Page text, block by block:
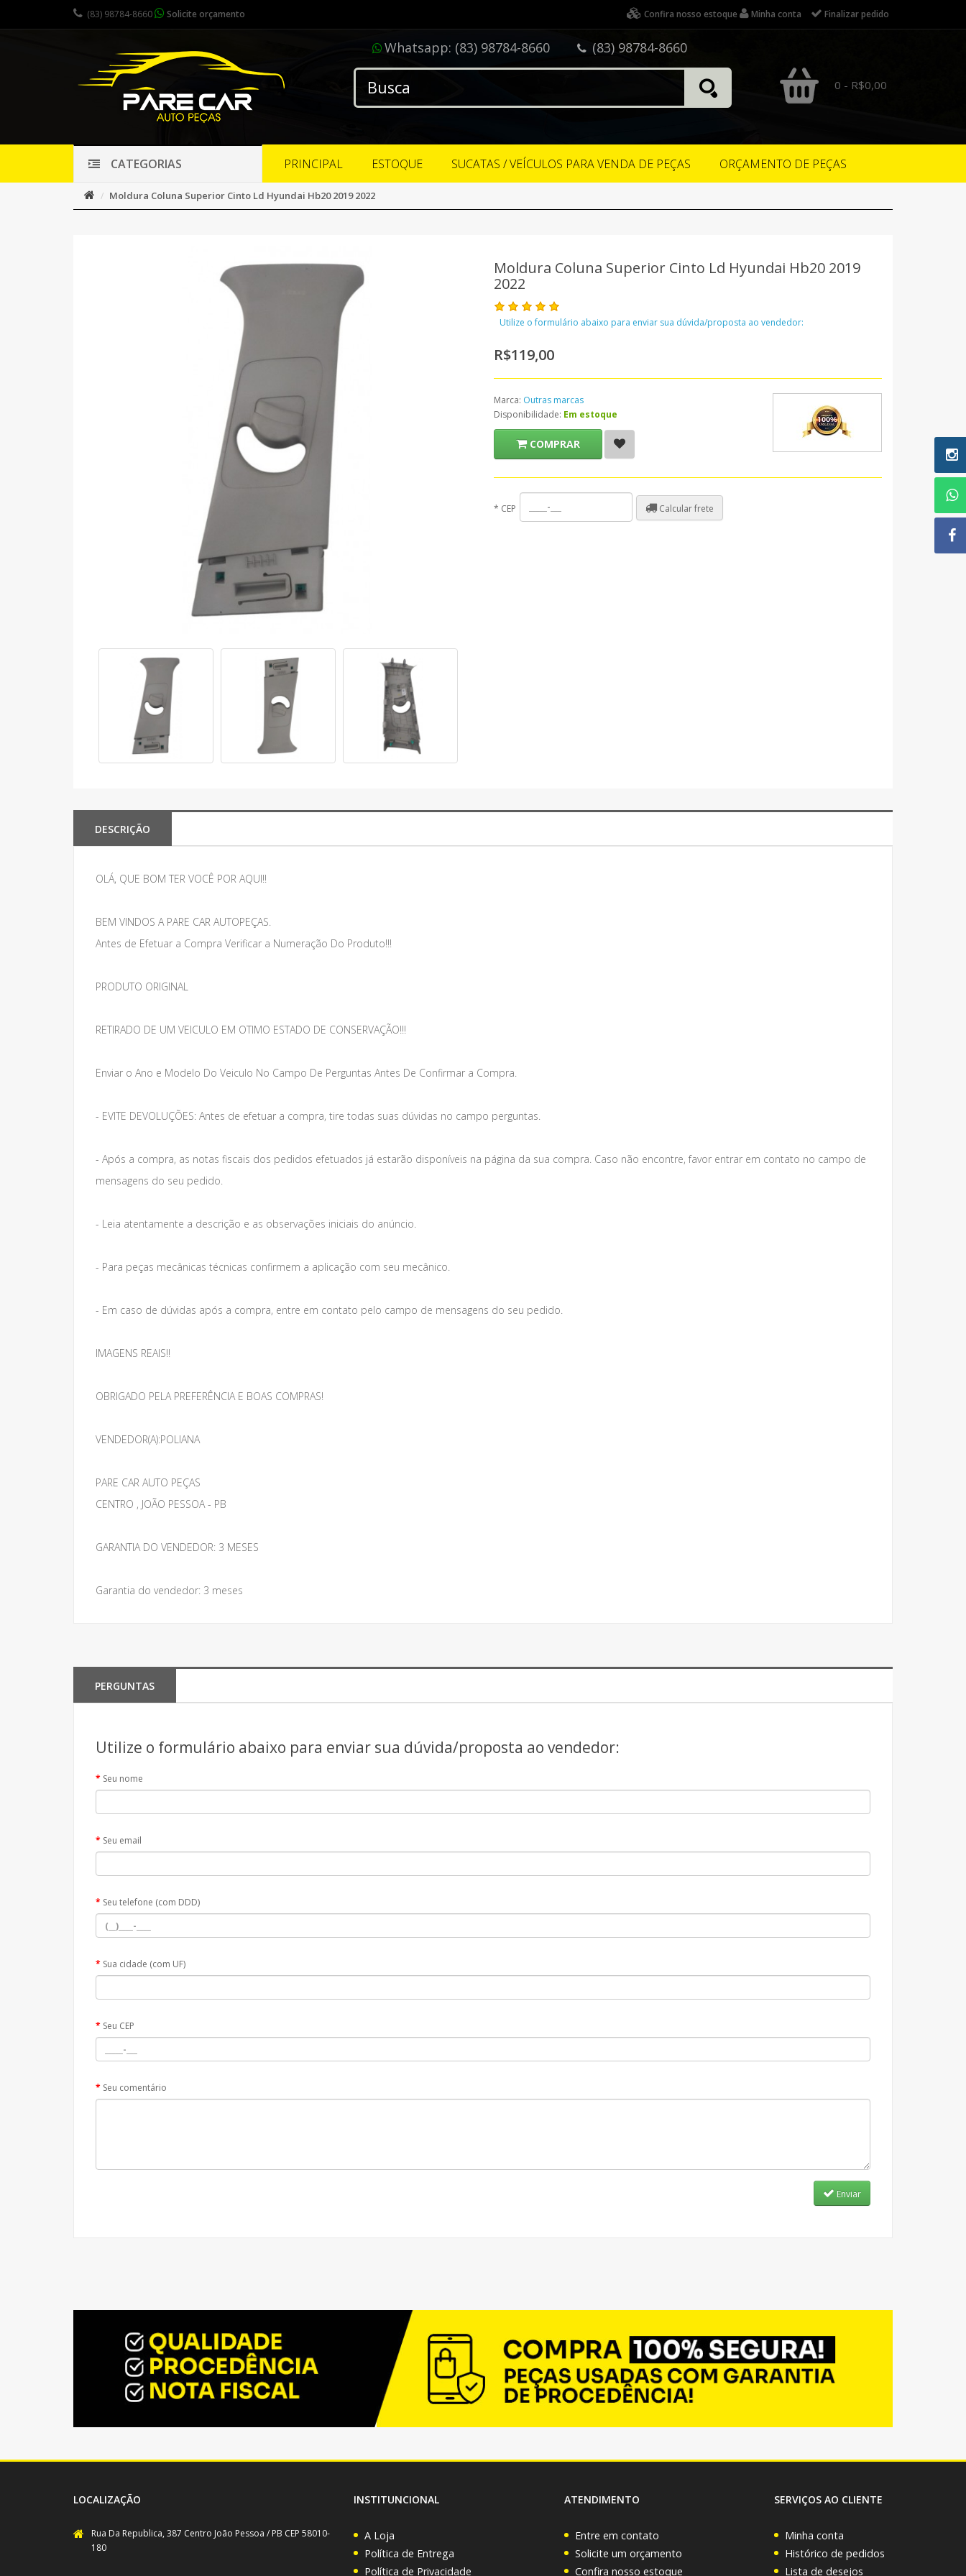
(83) 98784-8660 Solicite orçamento Confira nosso estoque Minha conta Finalizar pedido
Whatsapp: (83) 98784-8660 (83) 98784-8660
0 - R$0,00
CATEGORIAS PRINCIPAL ESTOQUE SUCATAS / VEÍCULOS PARA VENDA DE PEÇAS ORÇAMENTO DE PEÇAS
Moldura Coluna Superior Cinto Ld Hyundai Hb20 2019 2022
Moldura Coluna Superior Cinto Ld Hyundai Hb20 2019
2022
Utilize o formulário abaixo para enviar sua dúvida/proposta ao vendedor:
R$119,00
Marca: Outras marcas
Disponibilidade: Em estoque
COMPRAR
* CEP Calcular frete
DESCRIÇÃO
OLÁ, QUE BOM TER VOCÊ POR AQUI!!
BEM VINDOS A PARE CAR AUTOPEÇAS.
Antes de Efetuar a Compra Verificar a Numeração Do Produto!!!
PRODUTO ORIGINAL
RETIRADO DE UM VEICULO EM OTIMO ESTADO DE CONSERVAÇÃO!!!
Enviar o Ano e Modelo Do Veiculo No Campo De Perguntas Antes De Confirmar a Compra.
- EVITE DEVOLUÇÕES: Antes de efetuar a compra, tire todas suas dúvidas no campo perguntas.
- Após a compra, as notas fiscais dos pedidos efetuados já estarão disponíveis na página da sua compra. Caso não encontre, favor entrar em contato no campo de
mensagens do seu pedido.
- Leia atentamente a descrição e as observações iniciais do anúncio.
- Para peças mecânicas técnicas confirmem a aplicação com seu mecânico.
- Em caso de dúvidas após a compra, entre em contato pelo campo de mensagens do seu pedido.
IMAGENS REAIS!!
OBRIGADO PELA PREFERÊNCIA E BOAS COMPRAS!
VENDEDOR(A):POLIANA
PARE CAR AUTO PEÇAS
CENTRO , JOÃO PESSOA - PB
GARANTIA DO VENDEDOR: 3 MESES
Garantia do vendedor: 3 meses
PERGUNTAS
Utilize o formulário abaixo para enviar sua dúvida/proposta ao vendedor:
Seu nome
Seu email
Seu telefone (com DDD)
Sua cidade (com UF)
Seu CEP
Seu comentário
Enviar
LOCALIZAÇÃO
Rua Da Republica, 387 Centro João Pessoa / PB CEP 58010-
180
INSTITUNCIONAL
A Loja
Política de Entrega
Política de Privacidade
ATENDIMENTO
Entre em contato
Solicite um orçamento
Confira nosso estoque
SERVIÇOS AO CLIENTE
Minha conta
Histórico de pedidos
Lista de desejos